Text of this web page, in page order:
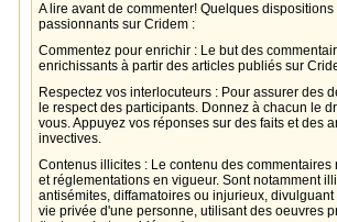
A lire avant de commenter! Quelques
passionnants sur Cridem :
Commentez pour enrichir : Le but des
enrichissants à partir des articles publiés sur
Respectez vos interlocuteurs : Pour assurer des
le respect des participants. Donnez à chacun le
vous. Appuyez vos réponses sur des faits et des
invectives.
Contenus illicites : Le contenu des
et réglementations en vigueur. Sont notamment
antisémites, diffamatoires ou injurieux,
vie privée d'une personne, utilisant des oeuvres